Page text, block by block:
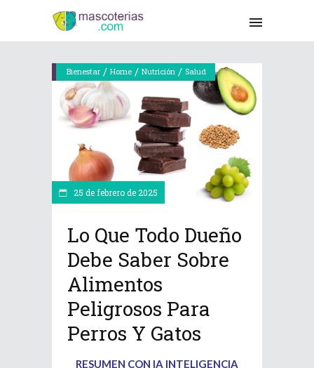
Bienestar / Home / Nutrición / Salud
25 de febrero de 2025
Lo Que Todo Dueño
Debe Saber Sobre
Alimentos
Peligrosos Para
Perros Y Gatos
RESUMEN CON IA INTELIGENCIA